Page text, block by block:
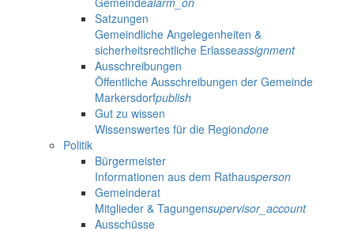
Satzungen
Gemeindliche Angelegenheiten &
sicherheitsrechtliche Erlasseassignment
Ausschreibungen
Öffentliche Ausschreibungen der Gemeinde
Markersdorfpublish
Gut zu wissen
Wissenswertes für die Regiondone
Politik
Bürgermeister
Informationen aus dem Rathausperson
Gemeinderat
Mitglieder & Tagungensupervisor_account
Ausschüsse